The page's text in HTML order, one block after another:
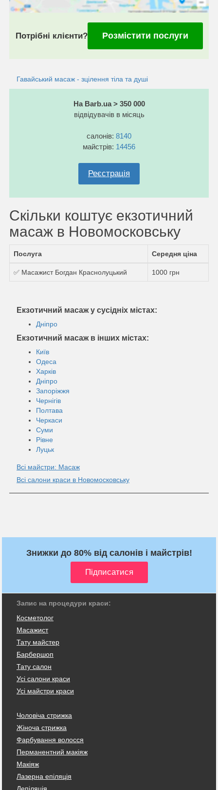
Потрібні клієнти? Розмістити послуги
Гавайський масаж - зцілення тіла та душі
На Barb.ua > 350 000
відвідувачів в місяць
салонів: 8140
майстрів: 14456
Реєстрація
Скільки коштує екзотичний
масаж в Новомосковську
Послуга Середня ціна
✅ Масажист Богдан Краснолуцький 1000 грн
Екзотичний масаж у сусідніх містах:
Дніпро
Екзотичний масаж в інших містах:
Київ
Одеса
Харків
Дніпро
Запоріжжя
Чернігів
Полтава
Черкаси
Суми
Рівне
Луцьк
Всі майстри: Масаж
Всі салони краси в Новомосковську
Знижки до 80% від салонів і майстрів!
Запис на процедури краси:
Косметолог
Масажист
Тату майстер
Барбершоп
Тату салон
Усі салони краси
Усі майстри краси
Чоловіча стрижка
Жіноча стрижка
Фарбування волосся
Перманентний макіяж
Макіяж
Лазерна епіляція
Депіляція